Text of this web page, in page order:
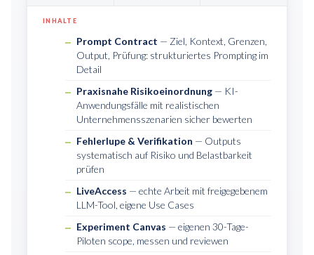
INHALTE
Prompt Contract — Ziel, Kontext, Grenzen,
Output, Prüfung: strukturiertes Prompting im
Detail
Praxisnahe Risikoeinordnung — KI-
Anwendungsfälle mit realistischen
Unternehmensszenarien sicher bewerten
Fehlerlupe & Verifikation — Outputs
systematisch auf Risiko und Belastbarkeit
prüfen
LiveAccess — echte Arbeit mit freigegebenem
LLM-Tool, eigene Use Cases
Experiment Canvas — eigenen 30-Tage-
Piloten scope, messen und reviewen